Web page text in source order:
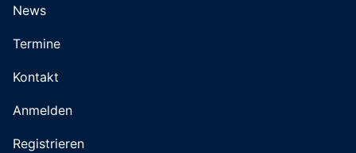
News
Termine
Kontakt
Anmelden
Registrieren